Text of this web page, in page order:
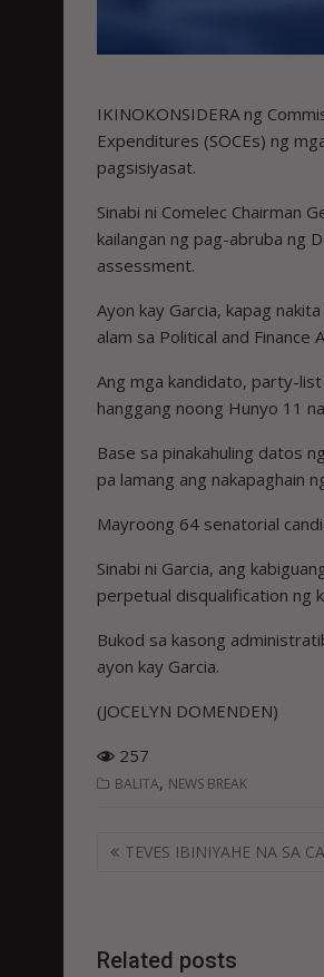
IKINOKONSIDERA ng
Expenditures (SOCEs) ng
pagsisiyasat.
Sinabi ni Comelec Chairman
kailangan ng pag-abruba ng
assessment.
Ayon kay Garcia, kapag
alam sa Political and
Ang mga kandidato, party-
hanggang noong Hunyo 11
Base sa pinakahuling datos
pa lamang ang nakapaghain
Mayroong 64 senatorial
Sinabi ni Garcia, ang
perpetual disqualification ng
Bukod sa kasong
ayon kay Garcia.
(JOCELYN DOMENDEN)
257
BALITA, NEWS BREAK
Post
TEVES IBINIYAHE NA SA
Related posts